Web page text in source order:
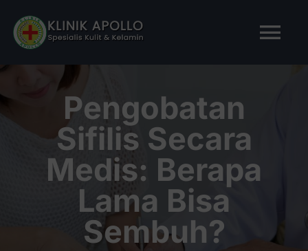
content
TENTANG KAMI
LAYANAN KAMI
Pengobatan
Sifilis Secara
Medis: Berapa
Lama Bisa
Sembuh?